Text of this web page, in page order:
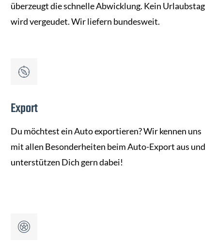
überzeugt die schnelle Abwicklung. Kein Urlaubstag
wird vergeudet. Wir liefern bundesweit.
Export
Du möchtest ein Auto exportieren? Wir kennen uns
mit allen Besonderheiten beim Auto-Export aus und
unterstützen Dich gern dabei!